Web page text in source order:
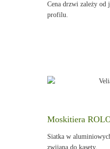
Cena drzwi zależy
profilu.
Moskitiera
Siatka w
zwijana do kasety.